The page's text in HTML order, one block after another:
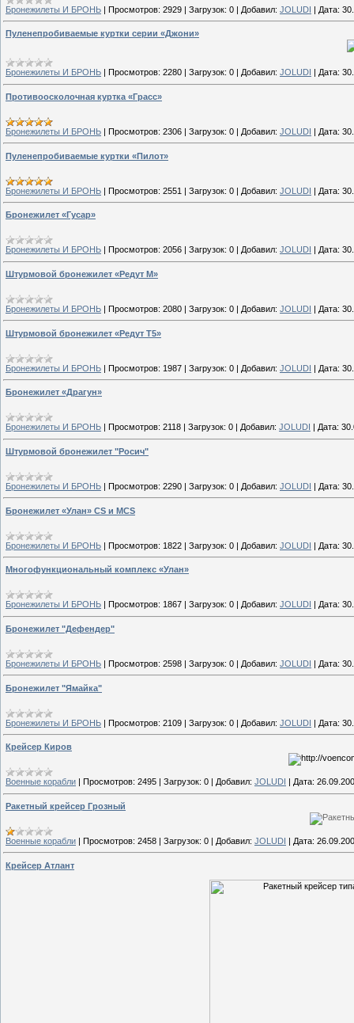
Бронежилеты И БРОНЬ | Просмотров: 2929 | Загрузок: 0 | Добавил: JOLUDI | Дата:
Пуленепробиваемые куртки серии «Джони»
Бронежилеты И БРОНЬ Просмотров: 2280 Загрузок: 0 Добавил: JOLUDI Дата:
Противоосколочная куртка «Грасс»
Бронежилеты И БРОНЬ | Просмотров: 2306 | Загрузок: 0 | Добавил: JOLUDI | Дата:
Пуленепробиваемые куртки «Пилот»
Бронежилеты И БРОНЬ | Просмотров: 2551 | Загрузок: 0 | Добавил: JOLUDI | Дата:
Бронежилет «Гусар»
Бронежилеты И БРОНЬ Просмотров: 2056 Загрузок: 0 Добавил: JOLUDI Дата:
Штурмовой бронежилет «Редут M»
Бронежилеты И БРОНЬ | Просмотров: 2080 | Загрузок: 0 | Добавил: JOLUDI | Дата:
Штурмовой бронежилет «Редут Т5»
Бронежилеты И БРОНЬ | Просмотров: 1987 | Загрузок: 0 | Добавил: JOLUDI | Дата:
Бронежилет «Драгун»
Бронежилеты И БРОНЬ Просмотров: 2118 Загрузок: 0 Добавил: JOLUDI Дата:
Штурмовой бронежилет "Росич"
Бронежилеты И БРОНЬ | Просмотров: 2290 | Загрузок: 0 | Добавил: JOLUDI | Дата:
Бронежилет «Улан» CS и MCS
Бронежилеты И БРОНЬ | Просмотров: 1822 | Загрузок: 0 | Добавил: JOLUDI | Дата:
Многофункциональный комплекс «Улан»
Бронежилеты И БРОНЬ Просмотров: 1867 Загрузок: 0 Добавил: JOLUDI Дата:
Бронежилет "Дефендер"
Бронежилеты И БРОНЬ | Просмотров: 2598 | Загрузок: 0 | Добавил: JOLUDI | Дата:
Бронежилет "Ямайка"
Бронежилеты И БРОНЬ | Просмотров: 2109 | Загрузок: 0 | Добавил: JOLUDI | Дата:
Крейсер Киров
Военные корабли Просмотров: 2495 Загрузок: 0 Добавил: JOLUDI Дата:
Ракетный крейсер Грозный
Военные корабли | Просмотров: 2458 | Загрузок: 0 | Добавил: JOLUDI | Дата:
Крейсер Атлант